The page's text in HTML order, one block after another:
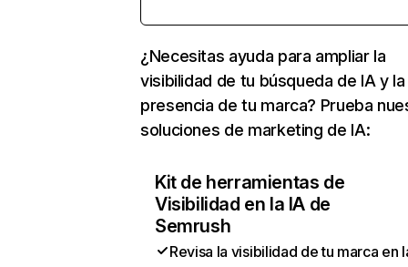
¿Necesitas ayuda para ampliar la
visibilidad de tu búsqueda de IA y la
presencia de tu marca? Prueba
soluciones de marketing de IA:
Kit de herramientas de
Visibilidad en la IA de
Semrush
Revisa la visibilidad de tu marca en